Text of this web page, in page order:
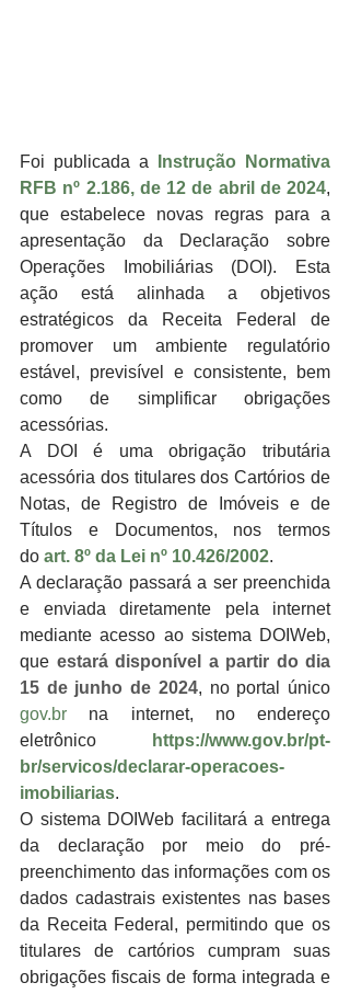
Foi publicada a
Instrução Normativa
RFB nº 2.186, de 12 de abril de 2024,
que estabelece novas regras para a
apresentação da Declaração sobre
Operações Imobiliárias (DOI). Esta
ação está alinhada a objetivos
estratégicos da Receita Federal de
promover um ambiente regulatório
estável, previsível e consistente, bem
como de simplificar obrigações
acessórias.
A DOI é uma obrigação tributária
acessória dos titulares dos Cartórios de
Notas, de Registro de Imóveis e de
Títulos e Documentos, nos termos
do art. 8º da Lei nº 10.426/2002.
A declaração passará a ser preenchida
e enviada diretamente pela internet
mediante acesso ao sistema DOIWeb,
que estará disponível a partir do dia
15 de junho de 2024
gov.br na internet, no endereço
eletrônico
https://www.gov.br/pt-
br/servicos/declarar-operacoes-
imobiliarias.
O sistema DOIWeb facilitará a entrega
da declaração por meio do pré-
preenchimento das informações com os
dados cadastrais existentes nas bases
da Receita Federal, permitindo que os
titulares de cartórios cumpram suas
obrigações fiscais de forma integrada e